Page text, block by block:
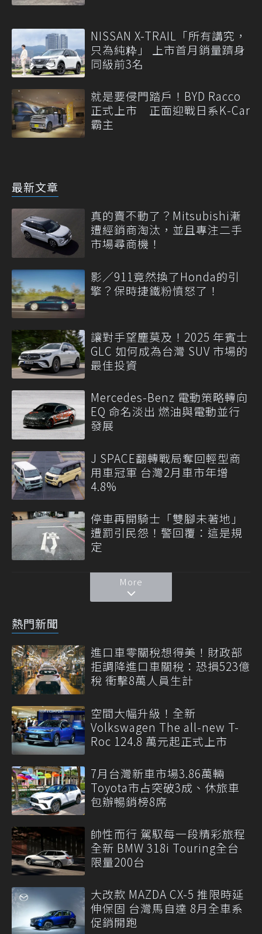
NISSAN X-TRAIL「所有講究，
只為純粋」 上市首月銷量躋身
同級前3名
就是要侵門踏戶！BYD Racco
正式上市 正面迎戰日系K-Car
霸主
最新文章
真的賣不動了？Mitsubishi漸
遭經銷商淘汰，並且專注二手
市場尋商機！
影／911竟然換了Honda的引
擎？保時捷鐵粉憤怒了！
讓對手望塵莫及！2025 年賓士
GLC 如何成為台灣 SUV 市場的
最佳投資
Mercedes-Benz 電動策略轉向
EQ 命名淡出 燃油與電動並行
發展
J SPACE翻轉戰局奪回輕型商
用車冠軍 台灣2月車市年增
4.8%
停車再開騎士「雙腳未著地」
遭罰引民怨！警回覆：這是規
定
More
熱門新聞
進口車零關稅想得美！財政部
拒調降進口車關稅：恐損523億
稅 衝擊8萬人員生計
空間大幅升級！全新
Volkswagen The all-new T-
Roc 124.8 萬元起正式上市
7月台灣新車市場3.86萬輛
Toyota市占突破3成、休旅車
包辦暢銷榜8席
帥性而行 駕馭每一段精彩旅程
全新 BMW 318i Touring全台
限量200台
大改款 MAZDA CX-5 推限時延
伸保固 台灣馬自達 8月全車系
促銷開跑